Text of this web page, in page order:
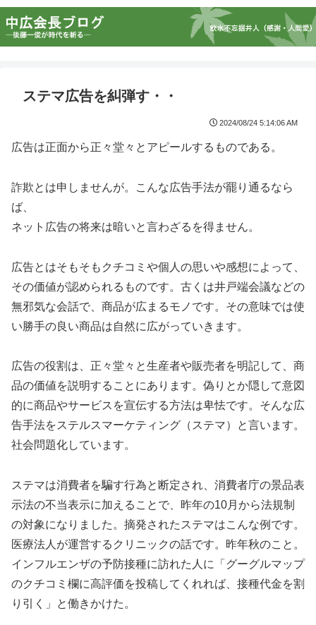
ステマ広告を糾弾す・・
2024/08/24 5:14:06 AM
広告は正面から正々堂々とアピールするものである。
詐欺とは申しませんが。こんな広告手法が罷り通るなら
ば、
ネット広告の将来は暗いと言わざるを得ません。
広告とはそもそもクチコミや個人の思いや感想によって、
その価値が認められるものです。古くは井戸端会議などの
無邪気な会話で、商品が広まるモノです。その意味では使
い勝手の良い商品は自然に広がっていきます。
広告の役割は、正々堂々と生産者や販売者を明記して、商
品の価値を説明することにあります。偽りとか隠して意図
的に商品やサービスを宣伝する方法は卑怯です。そんな広
告手法をステルスマーケティング（ステマ）と言います。
社会問題化しています。
ステマは消費者を騙す行為と断定され、消費者庁の景品表
示法の不当表示に加えることで、昨年の10月から法規制
の対象になりました。摘発されたステマはこんな例です。
医療法人が運営するクリニックの話です。昨年秋のこと。
インフルエンザの予防接種に訪れた人に「グーグルマップ
のクチコミ欄に高評価を投稿してくれれば、接種代金を割
り引く」と働きかけた。